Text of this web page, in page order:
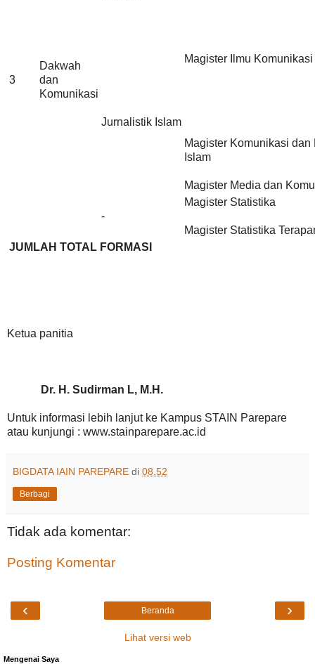
3
Dakwah
dan
Komunikasi
Jurnalistik Islam
Magister Ilmu Komunikasi
Magister Komunikasi dan
Islam
Magister Media dan
-
Magister Statistika
Magister Statistika
JUMLAH TOTAL FORMASI
Ketua panitia
Dr. H. Sudirman L, M.H.
Untuk informasi lebih lanjut ke Kampus STAIN Parepare
atau kunjungi : www.stainparepare.ac.id
BIGDATA IAIN PAREPARE di 08.52
Berbagi
Tidak ada komentar:
Posting Komentar
‹ ›
Beranda
Lihat versi web
Mengenai Saya